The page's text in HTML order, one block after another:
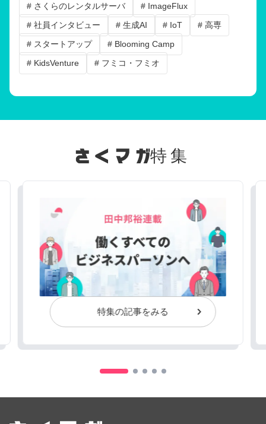
# さくらのレンタルサーバ
# ImageFlux
# 社員インタビュー
# 生成AI # IoT
# 高専
# スタートアップ
# Blooming Camp
# KidsVenture
# フミコ・フミオ
特集
特集の記事をみる